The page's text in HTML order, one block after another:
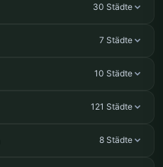
30 Städte
7 Städte
10 Städte
121 Städte
8 Städte